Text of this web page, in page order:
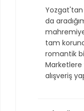
da
tam
romantik
Marketlere
alışveriş